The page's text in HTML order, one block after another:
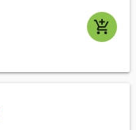
add_shopping_cart